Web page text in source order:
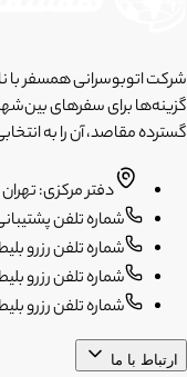
شرکت اتوبوسرانی همسفر با
گزینه‌ها برای سفرهای
گسترده مقاصد، آن را به
دفتر مرکزی:
شماره تلفن پشتیبانی سایت:
شماره تلفن رزرو بلیط
شماره تلفن رزرو بلیط
شماره تلفن رزرو بلیط
ارتباط با ما